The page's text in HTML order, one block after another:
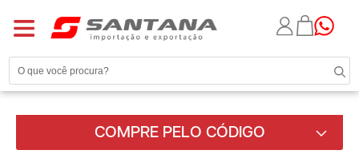
COMPRE PELO CÓDIGO